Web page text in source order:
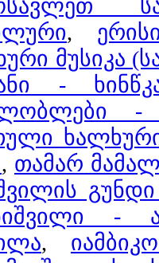
,
მუსიკა
-
-
ხალხური
, თამარ
-
,